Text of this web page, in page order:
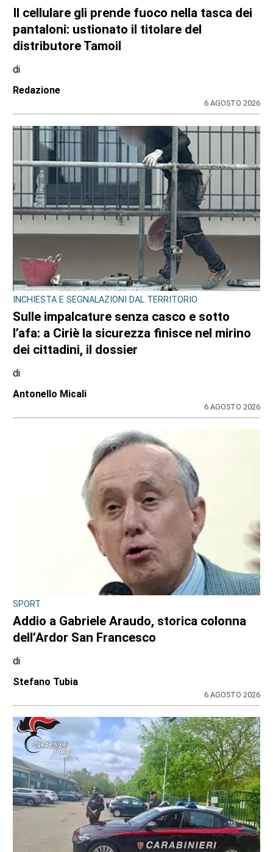
Il cellulare gli prende fuoco nella tasca dei
pantaloni: ustionato il titolare del
distributore Tamoil
di
Redazione
6 AGOSTO 2026
INCHIESTA E SEGNALAZIONI DAL TERRITORIO
Sulle impalcature senza casco e sotto
l’afa: a Ciriè la sicurezza finisce nel mirino
dei cittadini, il dossier
di
Antonello Micali
6 AGOSTO 2026
SPORT
Addio a Gabriele Araudo, storica colonna
dell’Ardor San Francesco
di
Stefano Tubia
6 AGOSTO 2026